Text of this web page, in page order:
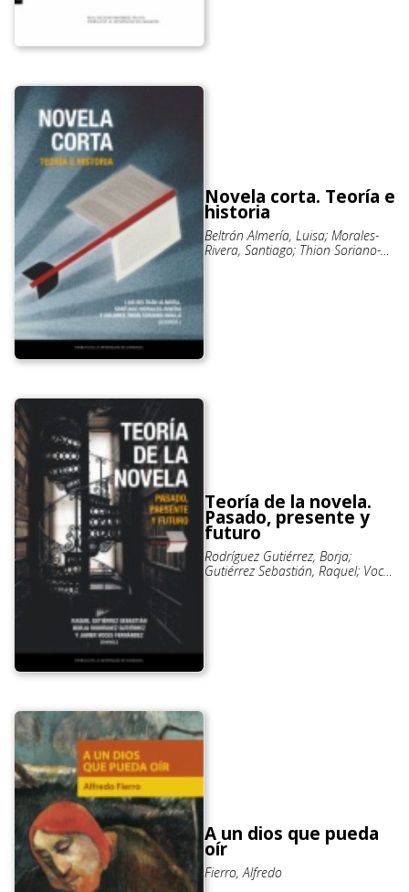
Novela corta. Teoría e
historia
Beltrán Almería, Luisa; Morales-
Rivera, Santiago; Thion Soriano-
Teoría de la novela.
Pasado, presente y
futuro
Rodríguez Gutiérrez, Borja;
Gutiérrez Sebastián, Raquel; Voces
A un dios que pueda
oír
Fierro, Alfredo